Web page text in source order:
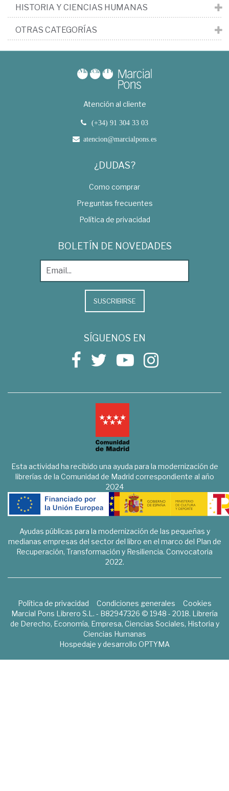
HISTORIA Y CIENCIAS HUMANAS
OTRAS CATEGORÍAS
Atención al cliente
(+34) 91 304 33 03
atencion@marcialpons.es
¿DUDAS?
Como comprar
Preguntas frecuentes
Política de privacidad
BOLETÍN DE NOVEDADES
SUSCRIBIRSE
SÍGUENOS EN
Esta actividad ha recibido una ayuda para la modernización de
librerías de la Comunidad de Madrid correspondiente al año
2024
Ayudas públicas para la modernización de las pequeñas y
medianas empresas del sector del libro en el marco del Plan de
Recuperación, Transformación y Resiliencia. Convocatoria
2022.
Política de privacidad Condiciones generales
Cookies
Marcial Pons Librero S.L. - B82947326 © 1948 - 2018. Librería
de Derecho, Economía, Empresa, Ciencias Sociales, Historia y
Ciencias Humanas
Hospedaje y desarrollo OPTYMA